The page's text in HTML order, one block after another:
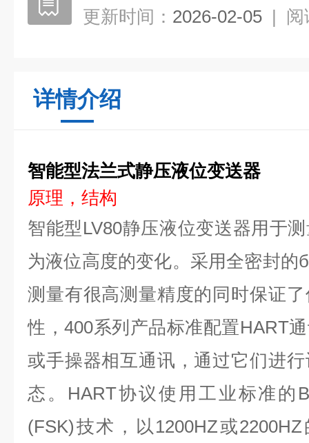
更新时间： 2026-02-05 | 阅
详情介绍
智能型法兰式静压液位变送器
原理，结构
智能型LV80静压液位变送器用于
为液位高度的变化。采用全密封的
测量有很高测量精度的同时保证
性，400系列产品标准配置HART
或手操器相互通讯，通过它们进
态。HART协议使用工业标准的
(FSK)技术，以1200HZ或